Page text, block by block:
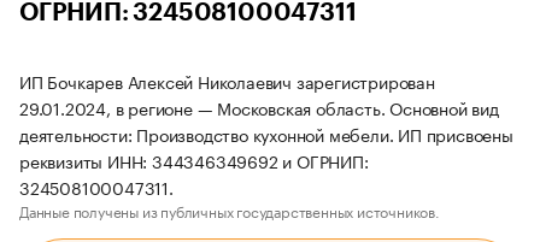
ОГРНИП: 324508100047311
ИП Бочкарев Алексей Николаевич зарегистрирован
29.01.2024, в регионе — Московская область. Основной вид
деятельности: Производство кухонной мебели. ИП присвоены
реквизиты ИНН: 344346349692 и ОГРНИП:
324508100047311.
Данные получены из публичных государственных источников.